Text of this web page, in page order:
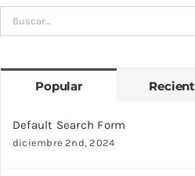
Popular
Default Search Form
diciembre 2nd, 2024